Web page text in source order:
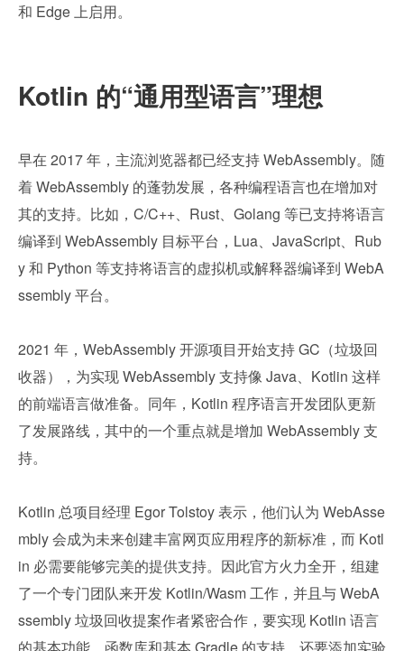
和 Edge 上启用。
Kotlin 的“通用型语言”理想
早在 2017 年，主流浏览器都已经支持 WebAssembly。随
着 WebAssembly 的蓬勃发展，各种编程语言也在增加对
其的支持。比如，C/C++、Rust、Golang 等已支持将语言
编译到 WebAssembly 目标平台，Lua、JavaScript、Rub
y 和 Python 等支持将语言的虚拟机或解释器编译到 WebA
ssembly 平台。
2021 年，WebAssembly 开源项目开始支持 GC（垃圾回
收器），为实现 WebAssembly 支持像 Java、Kotlin 这样
的前端语言做准备。同年，Kotlin 程序语言开发团队更新
了发展路线，其中的一个重点就是增加 WebAssembly 支
持。
Kotlin 总项目经理 Egor Tolstoy 表示，他们认为 WebAsse
mbly 会成为未来创建丰富网页应用程序的新标准，而 Kotl
in 必需要能够完美的提供支持。因此官方火力全开，组建
了一个专门团队来开发 Kotlin/Wasm 工作，并且与 WebA
ssembly 垃圾回收提案作者紧密合作，要实现 Kotlin 语言